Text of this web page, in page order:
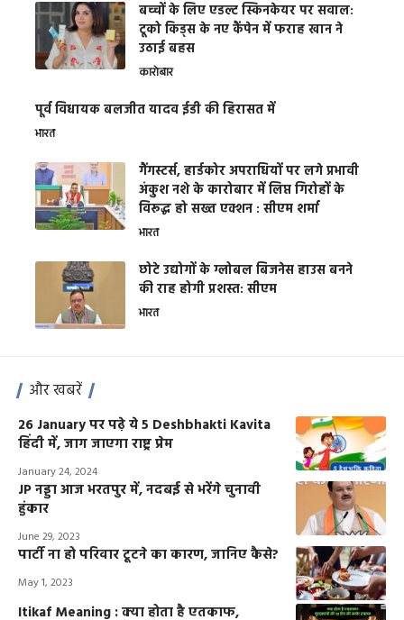
बच्चों के लिए एडल्ट स्किनकेयर पर सवाल:
टूको किड्स के नए कैंपेन में फराह खान ने
उठाई बहस
कारोबार
पूर्व विधायक बलजीत यादव ईडी की हिरासत में
भारत
गैंगस्टर्स, हार्डकोर अपराधियों पर लगे प्रभावी
अंकुश नशे के कारोबार में लिप्त गिरोहों के
विरूद्ध हो सख्त एक्शन : सीएम शर्मा
भारत
छोटे उद्योगों के ग्लोबल बिजनेस हाउस बनने
की राह होगी प्रशस्त: सीएम
भारत
और खबरें
26 January पर पढ़े ये 5 Deshbhakti Kavita
हिंदी में, जाग जाएगा राष्ट्र प्रेम
January 24, 2024
JP नड्डा आज भरतपुर में, नदबई से भरेंगे चुनावी
हुंकार
June 29, 2023
पार्टी ना हो परिवार टूटने का कारण, जानिए कैसे?
May 1, 2023
Itikaf Meaning : क्या होता है एतकाफ,